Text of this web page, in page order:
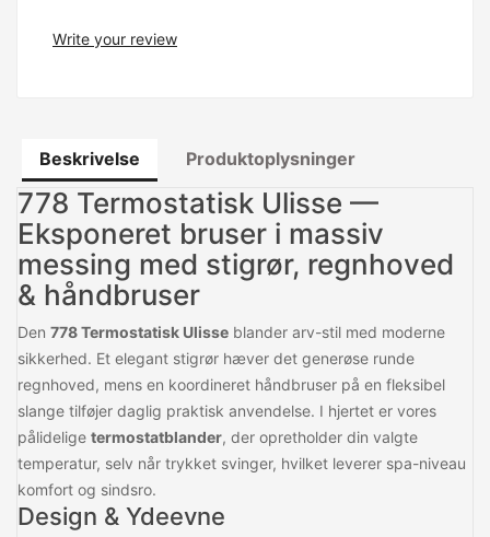
Write your review
Beskrivelse Produktoplysninger
778 Termostatisk Ulisse —
Eksponeret bruser i massiv
messing med stigrør, regnhoved
& håndbruser
Den 778 Termostatisk Ulisse blander arv-stil med moderne
sikkerhed. Et elegant stigrør hæver det generøse runde
regnhoved, mens en koordineret håndbruser på en fleksibel
slange tilføjer daglig praktisk anvendelse. I hjertet er vores
pålidelige termostatblander, der opretholder din valgte
temperatur, selv når trykket svinger, hvilket leverer spa-niveau
komfort og sindsro.
Design & Ydeevne